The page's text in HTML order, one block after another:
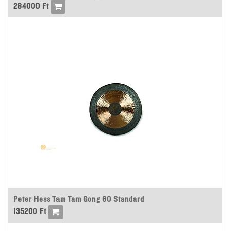
284000 Ft
Peter Hess Tam Tam Gong 60 Standard
135200 Ft